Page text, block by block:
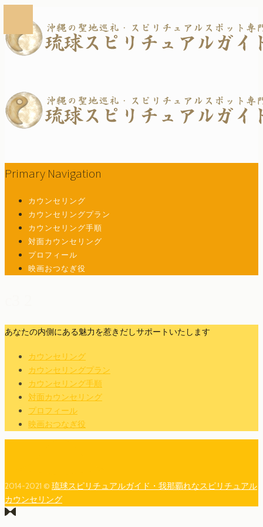
Primary Navigation
カウンセリング
カウンセリングプラン
カウンセリング手順
対面カウンセリング
プロフィール
映画おつなぎ役
あなたの内側にある魅力を惹きだしサポートいたします
カウンセリング
カウンセリングプラン
カウンセリング手順
対面カウンセリング
プロフィール
映画おつなぎ役
2014-2021 © 琉球スピリチュアルガイド・我那覇れなスピリチュアル
カウンセリング